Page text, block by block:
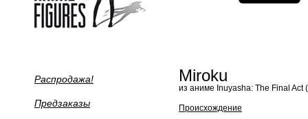
Распродажа!
Предзаказы
Miroku
из аниме Inuyasha: The Final Act
Происхождение